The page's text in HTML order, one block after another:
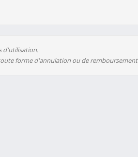
d'utilisation.
forme d'annulation ou de